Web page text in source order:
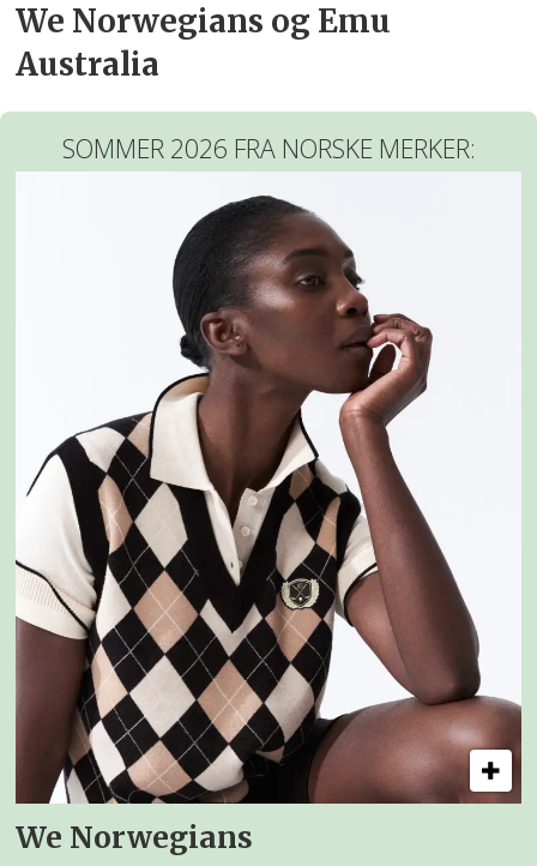
We Norwegians og Emu
Australia
SOMMER 2026 FRA NORSKE MERKER:
We Norwegians